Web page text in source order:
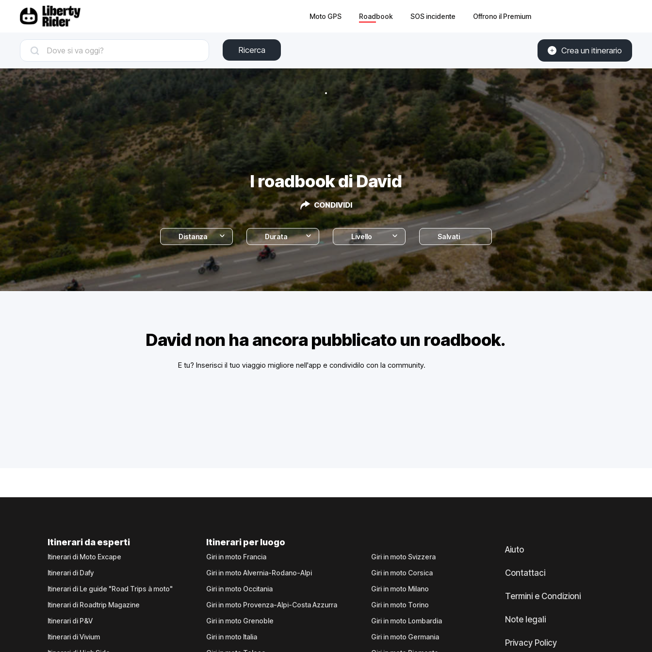
Moto GPS Roadbook SOS incidente Offrono il Premium
Ricerca Crea un itinerario
I roadbook di David
CONDIVIDI
Distanza Durata Livello Salvati
David non ha ancora pubblicato un roadbook.
E tu? Inserisci il tuo viaggio migliore nell'app e condividilo con la community.
Itinerari da esperti
Itinerari di Moto Excape
Itinerari di Dafy
Itinerari di Le guide "Road Trips à moto"
Itinerari di Roadtrip Magazine
Itinerari di P&V
Itinerari di Vivium
Itinerari per luogo
Giri in moto Francia
Giri in moto Alvernia-Rodano-Alpi
Giri in moto Occitania
Giri in moto Provenza-Alpi-Costa Azzurra
Giri in moto Grenoble
Giri in moto Italia
Giri in moto Svizzera
Giri in moto Corsica
Giri in moto Milano
Giri in moto Torino
Giri in moto Lombardia
Giri in moto Germania
Aiuto
Contattaci
Termini e Condizioni
Note legali
Privacy Policy